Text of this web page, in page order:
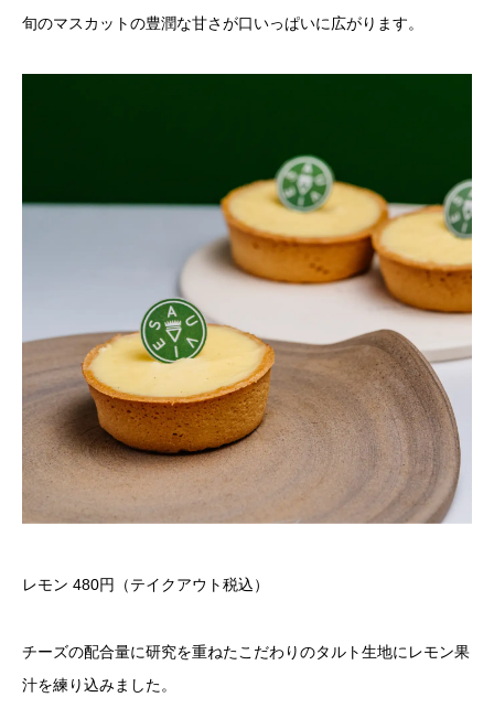
旬のマスカットの豊潤な甘さが口いっぱいに広がります。
レモン 480円（テイクアウト税込）
チーズの配合量に研究を重ねたこだわりのタルト生地にレモン果
汁を練り込みました。